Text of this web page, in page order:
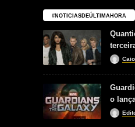
#NOTICIASDEÚLTIMAHORA
o